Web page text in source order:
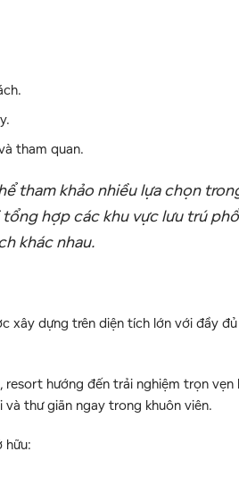
tham quan.
tham khảo nhiều lựa chọn
tổng hợp các khu vực lưu trú
khác nhau.
xây dựng trên diện tích lớn với đầy
hướng đến trải nghiệm trọn vẹn
thư giãn ngay trong khuôn viên.
hữu: